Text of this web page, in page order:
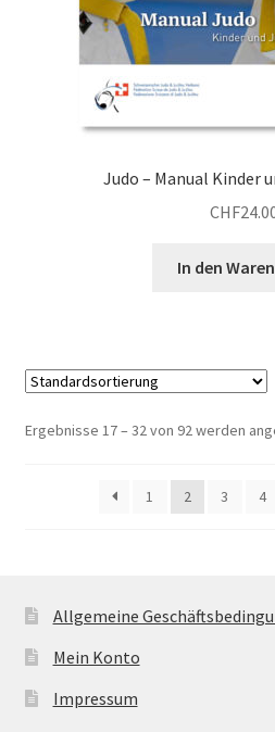
Judo – Manual Kinder
CHF
In den
Ergebnisse 17 – 32 von 92 werden
1 2 3 4
Allgemeine
Mein Konto
Impressum